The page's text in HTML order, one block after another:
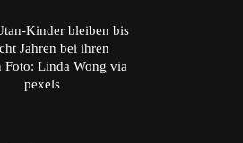
Kinder bleiben bis
Jahren bei ihren
Foto: Linda Wong via
pexels